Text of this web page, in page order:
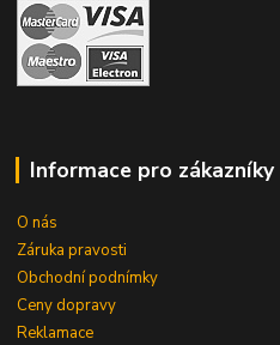
Informace pro zákazníky
O nás
Záruka pravosti
Obchodní podnímky
Ceny dopravy
Reklamace